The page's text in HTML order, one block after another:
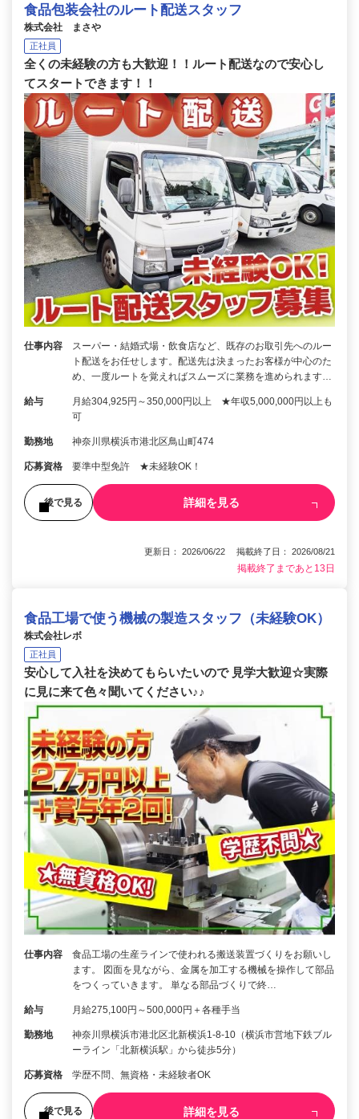
食品包装会社のルート配送スタッフ
株式会社 まさや
正社員
全くの未経験の方も大歓迎！！ルート配送なので安心し
てスタートできます！！
仕事内容
スーパー・結婚式場・飲食店など、既存のお取引先へのルー
ト配送をお任せします。配送先は決まったお客様が中心のた
め、一度ルートを覚えればスムーズに業務を進められます…
給与
月給304,925円～350,000円以上 ★年収5,000,000円以上も
可
勤務地 神奈川県横浜市港北区鳥山町474
応募資格 要準中型免許 ★未経験OK！
後で見る 詳細を見る
更新日： 2026/06/22 掲載終了日： 2026/08/21
掲載終了まであと13日
食品工場で使う機械の製造スタッフ（未経験OK）
株式会社レボ
正社員
安心して入社を決めてもらいたいので 見学大歓迎☆実際
に見に来て色々聞いてください♪♪
仕事内容
食品工場の生産ラインで使われる搬送装置づくりをお願いし
ます。 図面を見ながら、金属を加工する機械を操作して部品
をつくっていきます。 単なる部品づくりで終…
給与 月給275,100円～500,000円＋各種手当
勤務地
神奈川県横浜市港北区北新横浜1-8-10（横浜市営地下鉄ブル
ーライン「北新横浜駅」から徒歩5分）
応募資格 学歴不問、無資格・未経験者OK
後で見る 詳細を見る